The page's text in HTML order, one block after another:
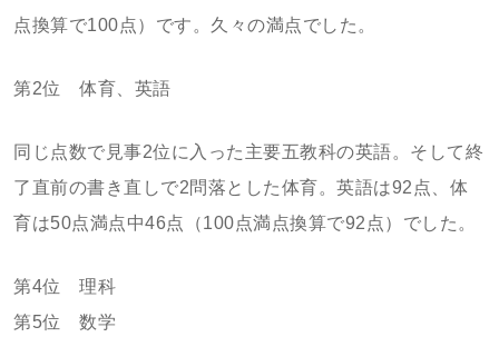
点換算で100点）です。久々の満点でした。
第2位 体育、英語
同じ点数で見事2位に入った主要五教科の英語。そして終
了直前の書き直しで2問落とした体育。英語は92点、体
育は50点満点中46点（100点満点換算で92点）でした。
第4位 理科
第5位 数学